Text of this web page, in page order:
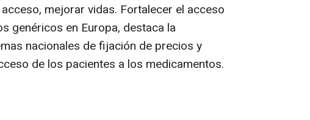
mejorar vidas. Fortalecer el acceso
genéricos en Europa, destaca la
nacionales de fijación de precios y
de los pacientes a los medicamentos.